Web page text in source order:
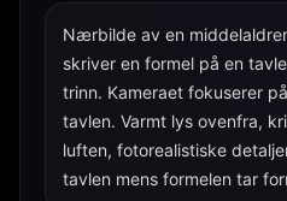
Nærbilde av en
skriver en formel på en
trinn. Kameraet fokuserer
tavlen. Varmt lys ovenfra,
luften, fotorealistiske
tavlen mens formelen tar